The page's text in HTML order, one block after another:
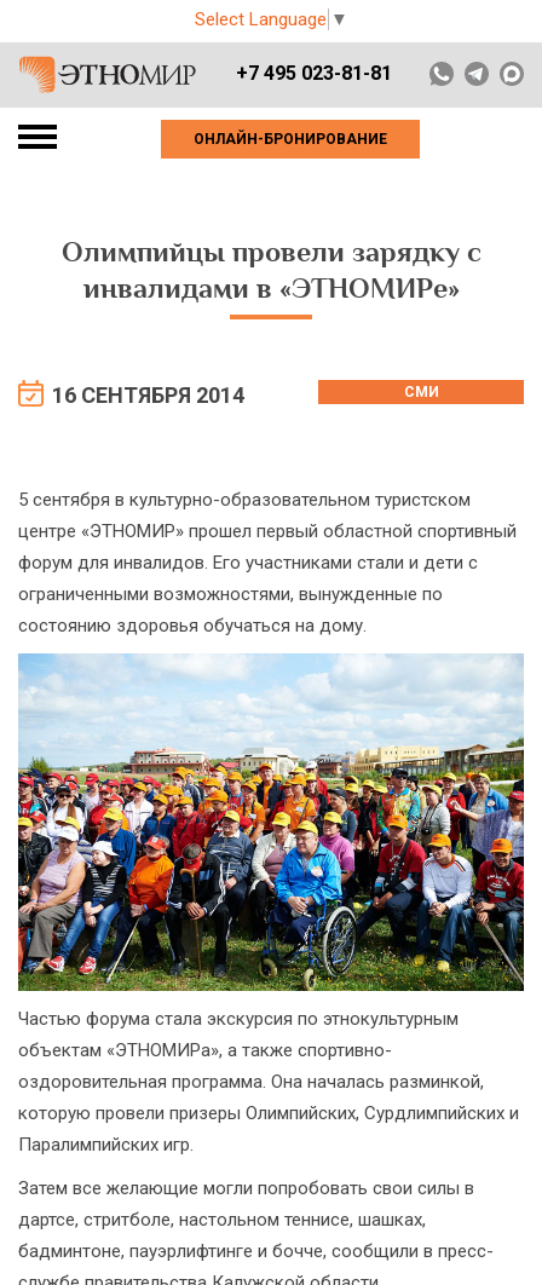
Select Language ▼
+7 495 023-81-81
ОНЛАЙН-БРОНИРОВАНИЕ
Олимпийцы провели зарядку с
инвалидами в «ЭТНОМИРе»
16 СЕНТЯБРЯ 2014 СМИ
5 сентября в культурно-образовательном туристском
центре «ЭТНОМИР» прошел первый областной спортивный
форум для инвалидов. Его участниками стали и дети с
ограниченными возможностями, вынужденные по
состоянию здоровья обучаться на дому.
Частью форума стала экскурсия по этнокультурным
объектам «ЭТНОМИРа», а также спортивно-
оздоровительная программа. Она началась разминкой,
которую провели призеры Олимпийских, Сурдлимпийских и
Паралимпийских игр.
Затем все желающие могли попробовать свои силы в
дартсе, стритболе, настольном теннисе, шашках,
бадминтоне, пауэрлифтинге и бочче, сообщили в пресс-